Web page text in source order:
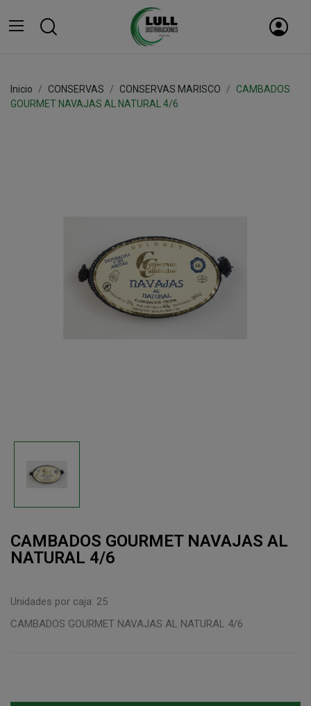
Inicio CONSERVAS CONSERVAS MARISCO
CAMBADOS
GOURMET NAVAJAS AL NATURAL 4/6
CAMBADOS GOURMET NAVAJAS AL
NATURAL 4/6
Unidades por caja: 25
CAMBADOS GOURMET NAVAJAS AL NATURAL 4/6